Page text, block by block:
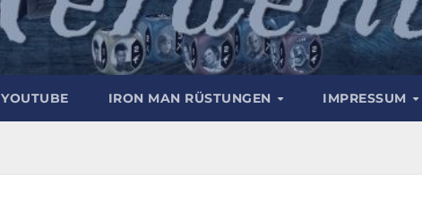
YOUTUBE IRON MAN RÜSTUNGEN IMPRESSUM